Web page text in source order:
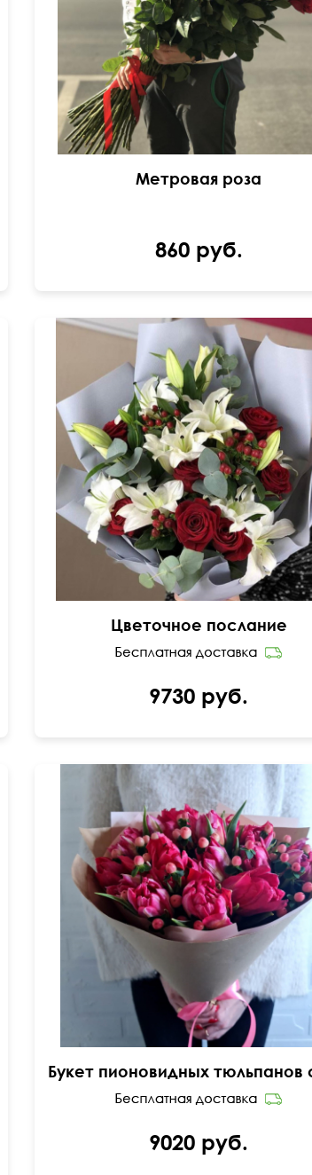
Метровая роза
860 руб.
60 см 50 см
Цветочное послание
9730 руб.
9020 руб.